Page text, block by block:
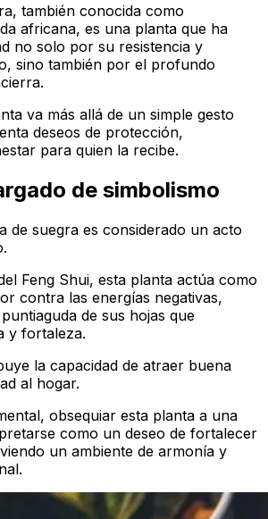
también conocida como
africana, es una planta que ha
no solo por su resistencia y
sino también por el profundo
va más allá de un simple gesto
deseos de protección,
para quien la recibe.
de simbolismo
de suegra es considerado un acto
Feng Shui, esta planta actúa como
contra las energías negativas,
de sus hojas que
y fortaleza.
la capacidad de atraer buena
al hogar.
obsequiar esta planta a una
como un deseo de fortalecer
un ambiente de armonía y